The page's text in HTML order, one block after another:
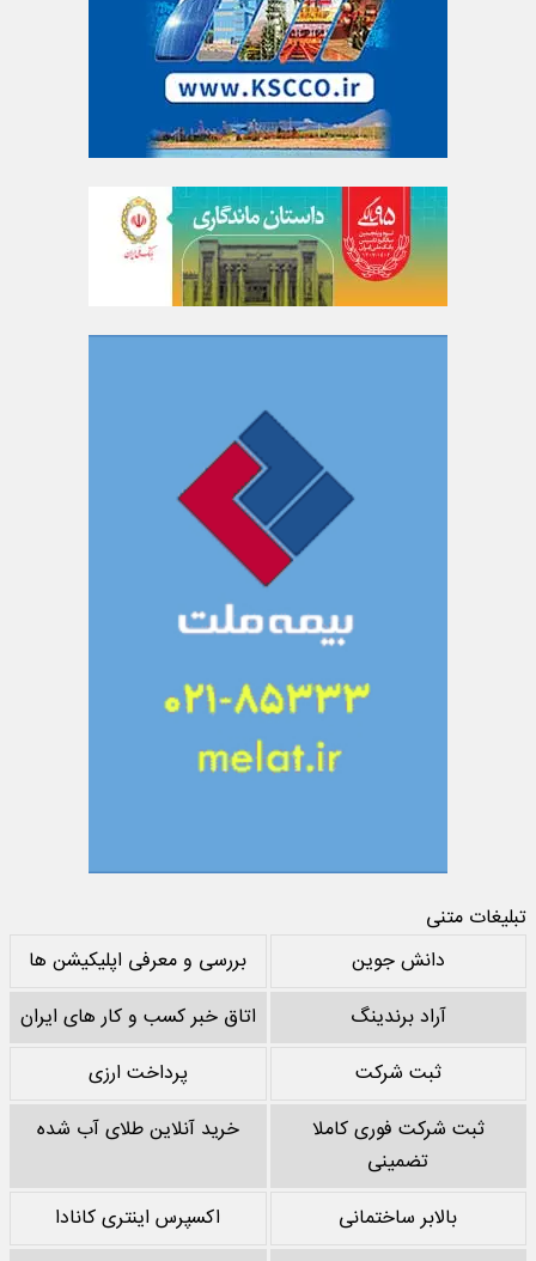
تبلیغات متنی
دانش جوین
بررسی و معرفی اپلیکیشن ها
آراد برندینگ
اتاق خبر کسب و کار های ایران
ثبت شرکت
پرداخت ارزی
ثبت شرکت فوری کاملا
تضمینی
خرید آنلاین طلای آب شده
بالابر ساختمانی
اکسپرس اینتری کانادا